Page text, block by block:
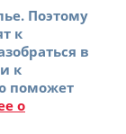
Поэтому
к
в
к
поможет
о